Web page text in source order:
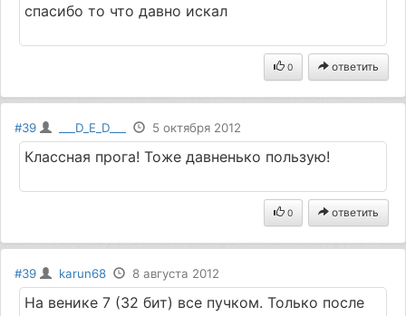
спасибо то что давно искал
0 ответить
#39 ___D_E_D___ 5 октября 2012
Классная прога! Тоже давненько пользую!
0 ответить
#39 karun68 8 августа 2012
На венике 7 (32 бит) все пучком. Только после